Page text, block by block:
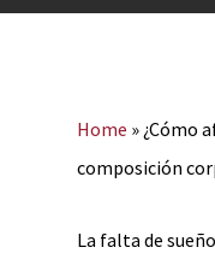
Home » ¿Cómo
composición
La falta de